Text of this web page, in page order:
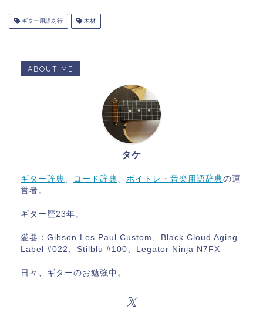
ギター用語あ行 木材
ABOUT ME
タケ
ギター辞典、 コード辞典、 ボイトレ・音楽用語辞典の運
営者。
ギター歴23年。
愛器：Gibson Les Paul Custom、Black Cloud Aging
Label #022、Stilblu #100、Legator Ninja N7FX
日々、ギターのお勉強中。